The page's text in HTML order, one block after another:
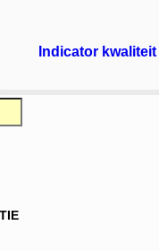
Indicator